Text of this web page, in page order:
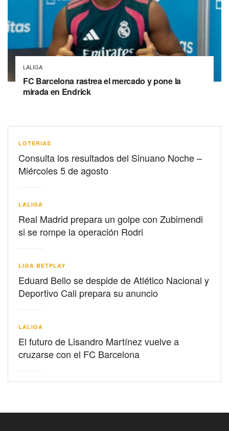
LALIGA
FC Barcelona rastrea el mercado y pone la
mirada en Endrick
LOTERIAS
Consulta los resultados del Sinuano Noche –
Miércoles 5 de agosto
LALIGA
Real Madrid prepara un golpe con Zubimendi
si se rompe la operación Rodri
LIGA BETPLAY
Eduard Bello se despide de Atlético Nacional y
Deportivo Cali prepara su anuncio
LALIGA
El futuro de Lisandro Martínez vuelve a
cruzarse con el FC Barcelona